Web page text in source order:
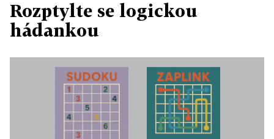
Rozptylte se logickou
hádankou